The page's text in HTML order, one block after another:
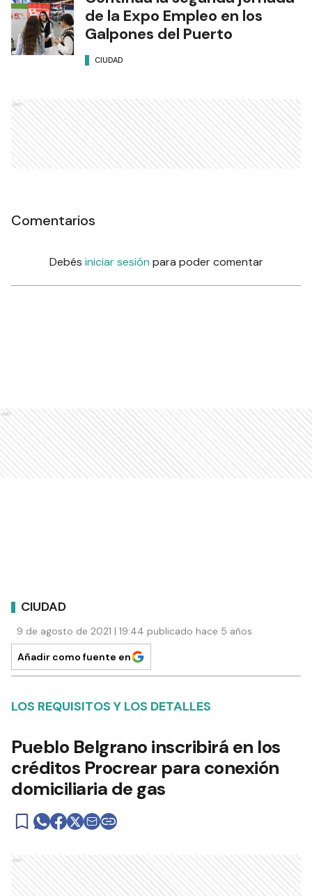
de la Expo Empleo en los
Galpones del Puerto
CIUDAD
Ads
Comentarios
Debés iniciar sesión para poder comentar
Ads
CIUDAD
9 de agosto de 2021 | 19:44 publicado hace 5 años
Añadir como fuente en
LOS REQUISITOS Y LOS DETALLES
Pueblo Belgrano inscribirá en los
créditos Procrear para conexión
domiciliaria de gas
Ads